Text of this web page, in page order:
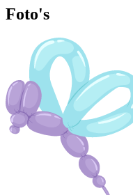
Foto's